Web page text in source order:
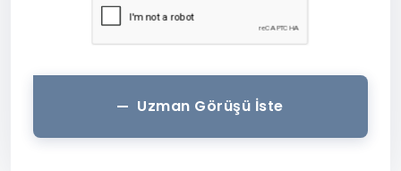
Uzman Görüşü İste